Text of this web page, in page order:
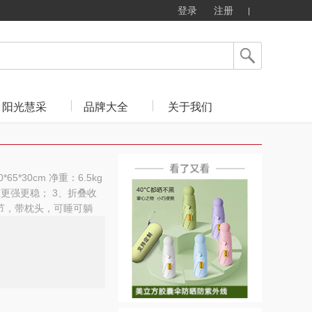
登录 注册
阳光慧采 品牌大全 关于我们
净重：6.5kg
强更稳； 3、折叠收
，带枕头，可睡可躺